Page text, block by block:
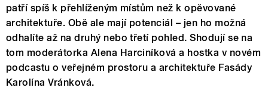
patří spíš k přehlíženým místům než k opěvované
architektuře. Obě ale mají potenciál – jen ho možná
odhalíte až na druhý nebo třetí pohled. Shodují se na
tom moderátorka Alena Harciníková a hostka v novém
podcastu o veřejném prostoru a architektuře Fasády
Karolína Vránková.